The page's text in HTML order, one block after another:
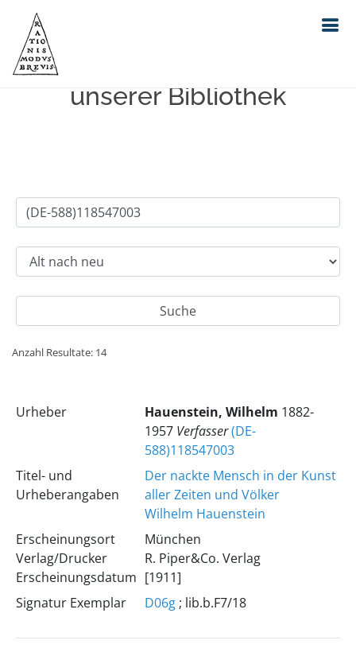
Einfache Suche im Bestand
unserer Bibliothek
Anzahl Resultate: 14
Urheber Hauenstein, Wilhelm 1882-
1957 Verfasser(DE-
588)118547003
Titel- und
Urheberangaben
Der nackte Mensch in der Kunst
aller Zeiten und Völker
Wilhelm Hauenstein
Erscheinungsort
Verlag/Drucker
Erscheinungsdatum
München
R. Piper&Co. Verlag
[1911]
Signatur Exemplar
D06g; lib.b.F7/18